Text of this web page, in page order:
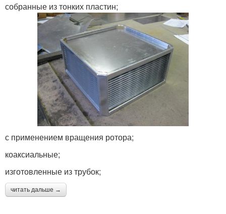
собранные из тонких пластин;
с применением вращения ротора;
коаксиальные;
изготовленные из трубок;
читать дальше →